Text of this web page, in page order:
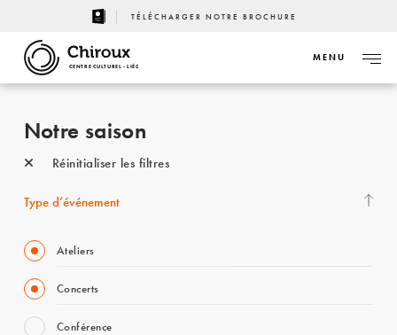
TÉLÉCHARGER NOTRE BROCHURE
CENTRE CULTUREL - LIÈGE
MENU
Notre saison
Réinitialiser les filtres
Type d’événement
Ateliers
Concerts
Conférence